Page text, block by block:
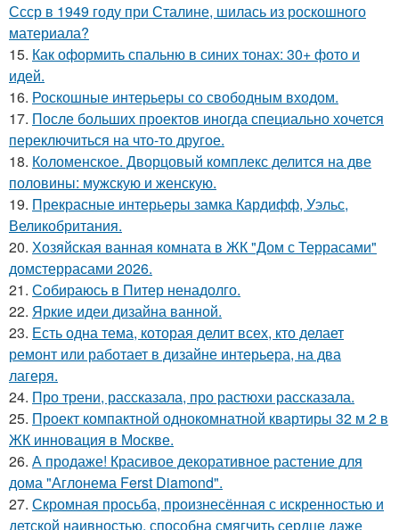
Ссср в 1949 году при Сталине, шилась из роскошного
материала?
15. Как оформить спальню в синих тонах: 30+ фото и
идей.
16. Роскошные интерьеры со свободным входом.
17. После больших проектов иногда специально хочется
переключиться на что-то другое.
18. Коломенское. Дворцовый комплекс делится на две
половины: мужскую и женскую.
19. Прекрасные интерьеры замка Кардифф, Уэльс,
Великобритания.
20. Хозяйская ванная комната в ЖК "Дом с Террасами"
домстеррасами 2026.
21. Собираюсь в Питер ненадолго.
22. Яркие идеи дизайна ванной.
23. Есть одна тема, которая делит всех, кто делает
ремонт или работает в дизайне интерьера, на два
лагеря.
24. Про трени, рассказала, про растюхи рассказала.
25. Проект компактной однокомнатной квартиры 32 м 2 в
ЖК инновация в Москве.
26. А продаже! Красивое декоративное растение для
дома "Аглонема Ferst Diamond".
27. Скромная просьба, произнесённая с искренностью и
детской наивностью, способна смягчить сердце даже